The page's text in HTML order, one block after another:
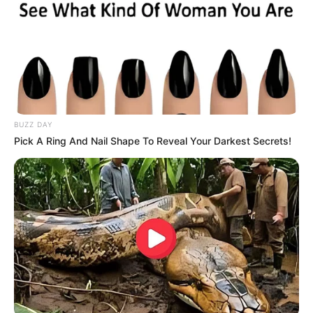
Έγινε έντονα αισθητός και στην Αττική, ιδίως σε
και η περιοχή μπορεί να δώσει μεγαλύτερο
σεισμό
» δήλωσε χαρακτηριστικά ο κ. Λέκκας.
Ο σεισμός έγινε ιδιαίτερα αισθητός στη
Χαλκίδα
Ο σεισμός έγινε ιδιαίτερα αισθητός στη
Χαλκίδα και στην Αθήνα.
Σύμφωνα με τουςσεισμολόγους, η δόνηση
καταγράφηκε σε μια περιοχή γνωστή για τη
σεισμικότητατης.
Την ίδια ώρα, τοΕυρωμεσογειακόέδωσε τον
σεισμό στα 4,8 Ρίχτερ, με επίκεντρο στα 29
χιλιόμετρα βορειοανατολικά του Αλιβερίου
BUZZ DAY
Pick A Ring And Nail Shape To Reveal Your Darkest Secrets!